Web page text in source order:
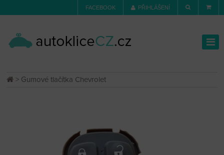
FACEBOOK PŘIHLÁŠENÍ
> Gumové tlačítka Chevrolet